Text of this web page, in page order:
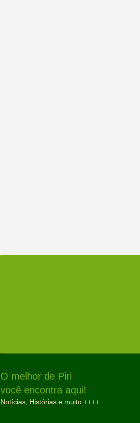
O melhor de Piri
você encontra aqui!
Notícias, Histórias e muito ++++